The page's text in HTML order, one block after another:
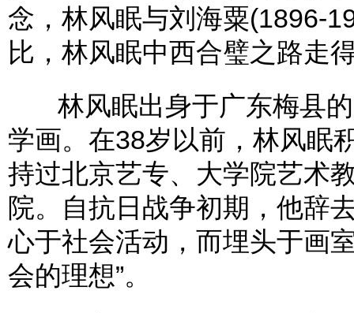
念，林风眠与刘海粟(1896-
比，林风眠中西合璧之路走
林风眠出身于广东梅县的
学画。在38岁以前，林风眠
持过北京艺专、大学院艺术
院。自抗日战争初期，他辞
心于社会活动，而埋头于画
会的理想”。